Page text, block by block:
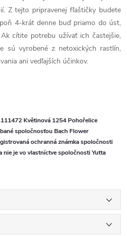
Z tejto pripravenej fľaštičky budete
4-krát denne buď priamo do úst,
cítite potrebu užívať ich častejšie,
sú vyrobené z netoxických rastlín,
ani vedľajších účinkov.
Květinová 1254 Pohořelice
spoločnosťou Bach Flower
ochranná známka spoločnosti
nie je vo vlastníctve spoločnosti Yutta